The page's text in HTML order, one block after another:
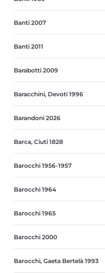
Banti 2007
Banti 2011
Barabotti 2009
Baracchini, Devoti 1996
Barandoni 2026
Barca, Ciuti 1828
Barocchi 1956-1957
Barocchi 1964
Barocchi 1965
Barocchi 2000
Barocchi, Gaeta Bertelà 1993